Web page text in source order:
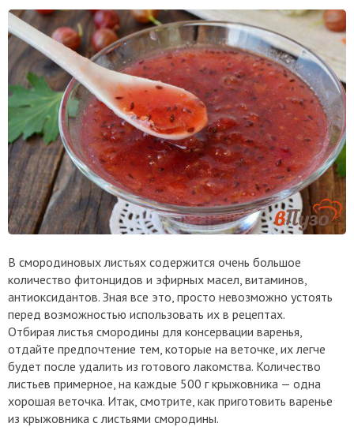
В смородиновых листьях содержится очень большое
количество фитонцидов и эфирных масел, витаминов,
антиоксидантов. Зная все это, просто невозможно устоять
перед возможностью использовать их в рецептах.
Отбирая листья смородины для консервации варенья,
отдайте предпочтение тем, которые на веточке, их легче
будет после удалить из готового лакомства. Количество
листьев примерное, на каждые 500 г крыжовника — одна
хорошая веточка. Итак, смотрите, как приготовить варенье
из крыжовника с листьями смородины.